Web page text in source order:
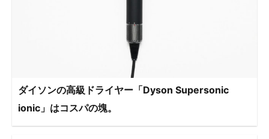
ダイソンの高級ドライヤー「Dyson Supersonic
ionic」はコスパの塊。